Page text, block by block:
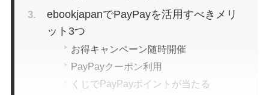
ebookjapanでPayPayを活用すべきメリ
ット3つ
お得キャンペーン随時開催
PayPayクーポン利用
くじでPayPayポイントが当たる